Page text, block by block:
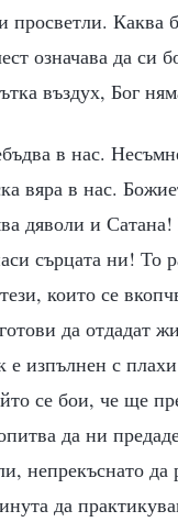
просветли.
означава да си
въздух, Бог
в нас.
вяра в нас.
дяволи и
сърцата ни! То
които се
да отдадат
е изпълнен с
се бои, че ще
да ни
непрекъснато да
да